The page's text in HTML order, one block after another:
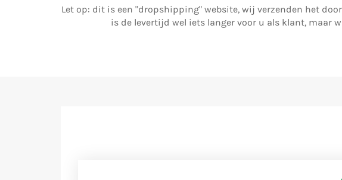
Let op: dit is een "dropshipping" website, wij verzenden het
is de levertijd wel iets langer voor u als klant, maar